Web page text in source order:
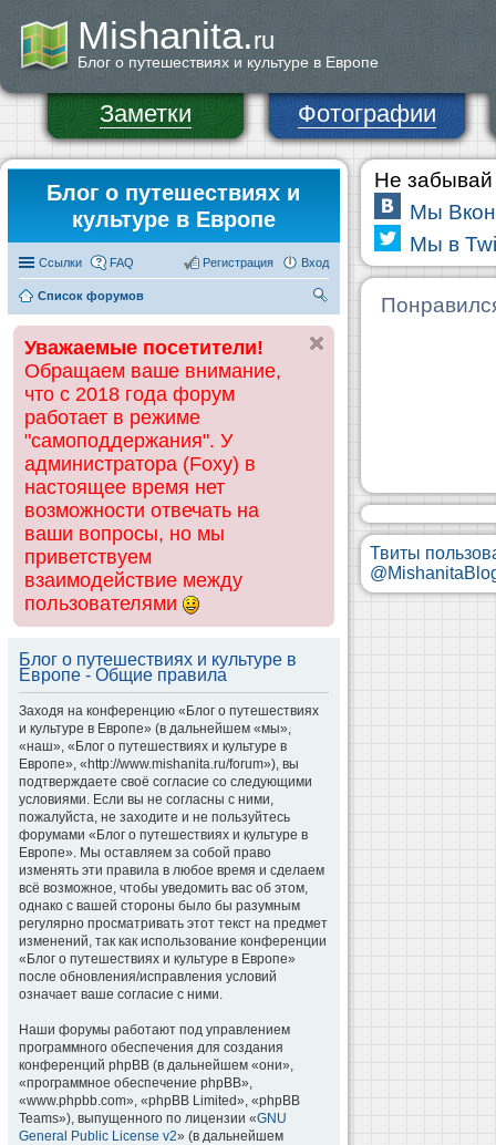
Mishanita.ru
Блог о путешествиях и культуре в Европе
Заметки Фотографии
Блог о путешествиях и
культуре в Европе
Ссылки FAQ Вход
Регистрация
Список форумов
ск
Уважаемые посетители!
Обращаем ваше внимание,
что с 2018 года форум
работает в режиме
"самоподдержания". У
администратора (Foxy) в
настоящее время нет
возможности отвечать на
ваши вопросы, но мы
приветствуем
взаимодействие между
пользователями
Блог о путешествиях и культуре в
Европе - Общие правила
Заходя на конференцию «Блог о путешествиях
и культуре в Европе» (в дальнейшем «мы»,
«наш», «Блог о путешествиях и культуре в
Европе», «http://www.mishanita.ru/forum»), вы
подтверждаете своё согласие со следующими
условиями. Если вы не согласны с ними,
пожалуйста, не заходите и не пользуйтесь
форумами «Блог о путешествиях и культуре в
Европе». Мы оставляем за собой право
изменять эти правила в любое время и сделаем
всё возможное, чтобы уведомить вас об этом,
однако с вашей стороны было бы разумным
регулярно просматривать этот текст на предмет
изменений, так как использование конференции
«Блог о путешествиях и культуре в Европе»
после обновления/исправления условий
означает ваше согласие с ними.
Наши форумы работают под управлением
программного обеспечения для создания
конференций phpBB (в дальнейшем «они»,
«программное обеспечение phpBB»,
«www.phpbb.com», «phpBB Limited», «phpBB
Teams»), выпущенного по лицензии «GNU
General Public License v2» (в дальнейшем
Не забывай
Мы
Мы в
Твиты